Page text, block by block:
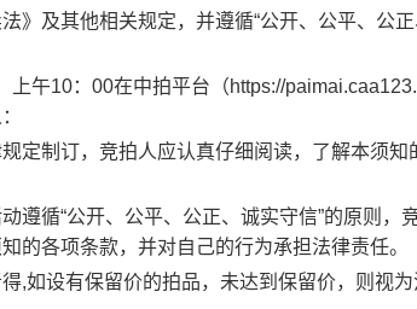
》及其他相关规定，并遵循“公开、公平、公
午10：00在中拍平台（https://
定制订，竞拍人应认真仔细阅读，了解本须知
遵循“公开、公平、公正、诚实守信”的原则，
的各项条款，并对自己的行为承担法律责任。
,如设有保留价的拍品，未达到保留价，则视